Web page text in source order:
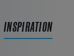
INSPIRATION